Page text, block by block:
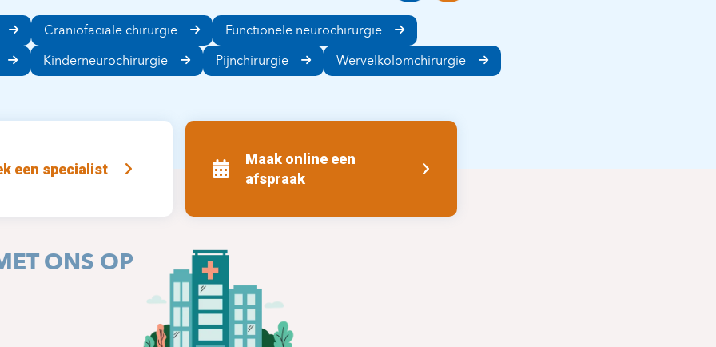
Craniofaciale chirurgie
Functionele neurochirurgie
Kinderneurochirurgie Pijnchirurgie Wervelkolomchirurgie
een specialist
Maak online een
afspraak
ONS OP